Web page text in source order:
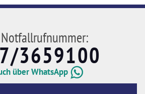
3659100
über WhatsApp